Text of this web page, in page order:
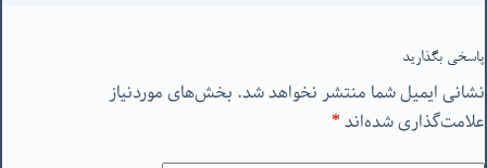
پاسخی بگذارید
نشانی ایمیل شما منتشر نخواهد شد. بخش‌های موردنیاز
علامت‌گذاری شده‌اند*